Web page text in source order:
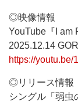
◎映像情報
YouTube『I am
2025.12.14
https://youtu.be/
◎リリース情報
シングル「弱虫